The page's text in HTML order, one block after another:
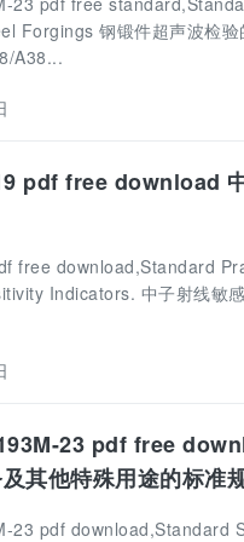
Forgings 钢锻件超声波检
A38...
pdf free download
free download,Standard
Indicators. 中子射线敏
23 pdf free
其他特殊用途的标准
23 pdf download,Standard